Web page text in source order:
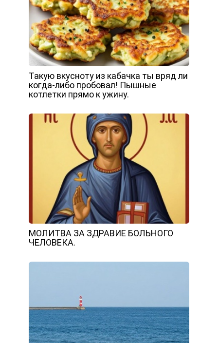
Такую вкусноту из кабачка ты вряд ли
когда-либо пробовал! Пышные
котлетки прямо к ужину.
МОЛИТВА ЗА ЗДРАВИЕ БОЛЬНОГО
ЧЕЛОВЕКА.